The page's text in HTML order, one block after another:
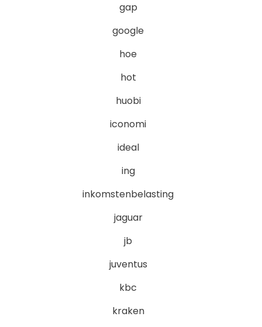
gap
google
hoe
hot
huobi
iconomi
ideal
ing
inkomstenbelasting
jaguar
jb
juventus
kbc
kraken